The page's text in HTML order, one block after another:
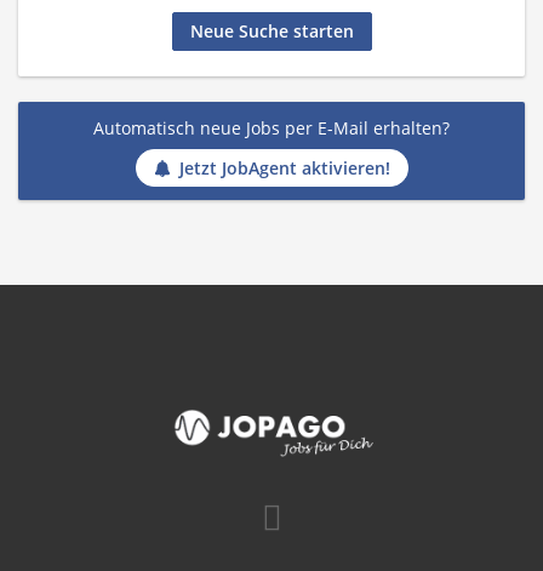
Neue Suche starten
Automatisch neue Jobs per E-Mail erhalten?
Jetzt JobAgent aktivieren!